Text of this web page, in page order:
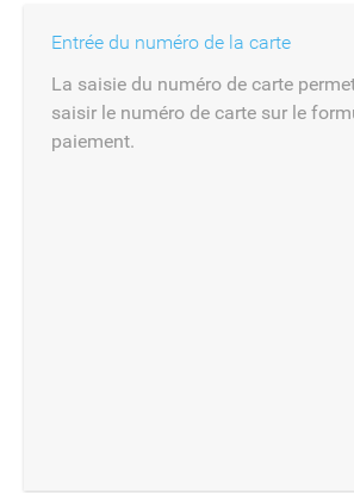
Entrée du numéro de la carte
La saisie du numéro de carte
saisir le numéro de carte sur le
paiement.